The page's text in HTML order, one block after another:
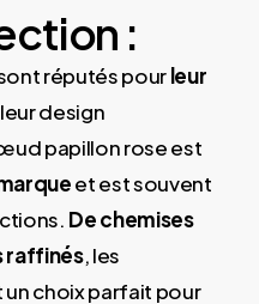
:
réputés pourleur
design
papillon rose est
et est souvent
De chemises
raffinés, les
choix parfait pour